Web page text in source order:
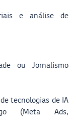
e análise de
ou Jornalismo
tecnologias de IA
(Meta Ads,